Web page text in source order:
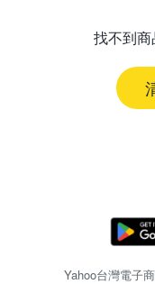
找不到商
Yahoo台灣電子